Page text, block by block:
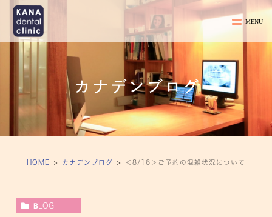
カナデンブログ
HOME カナデンブログ ＜8/16＞ご予約の混雑状況について
BLOG